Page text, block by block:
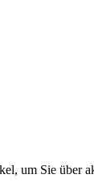
um Sie über